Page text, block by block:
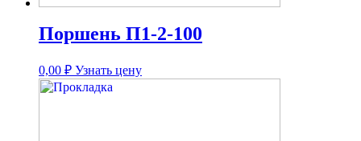
Поршень П1-2-100
0,00 ₽ Узнать цену